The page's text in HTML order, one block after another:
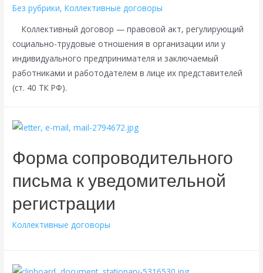
Без рубрики,Коллективные договоры
Коллективный договор — правовой акт, регулирующий
социально-трудовые отношения в организации или у
индивидуального предпринимателя и заключаемый
работниками и работодателем в лице их представителей
(ст. 40 ТК РФ).
Форма сопроводительного
письма к уведомительной
регистрации
Коллективные договоры